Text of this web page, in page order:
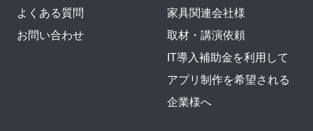
よくある質問
お問い合わせ
家具関連会社様
取材・講演依頼
IT導入補助金を利用して
アプリ制作を希望される
企業様へ